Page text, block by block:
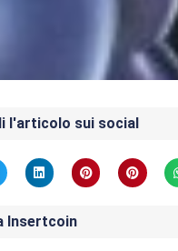
l'articolo sui social
Insertcoin